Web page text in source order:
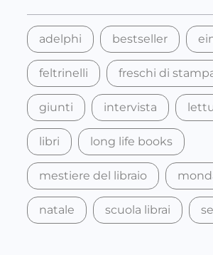
adelphi bestseller
feltrinelli freschi di
giunti intervista
libri long life books
mestiere del libraio
natale scuola librai